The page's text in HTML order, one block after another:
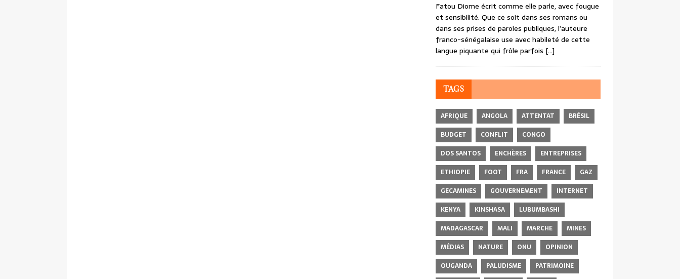
Fatou Diome écrit comme elle parle, avec fougue
et sensibilité. Que ce soit dans ses romans ou
dans ses prises de paroles publiques, l’auteure
franco-sénégalaise use avec habileté de cette
langue piquante qui frôle parfois […]
TAGS
AFRIQUE ANGOLA ATTENTAT
BRÉSIL
BUDGET
CONFLIT
CONGO
DOS SANTOS
ENCHÈRES
ENTREPRISES
ETHIOPIE
FOOT FRA FRANCE
GAZ
GECAMINES
GOUVERNEMENT
INTERNET
KENYA
KINSHASA
LUBUMBASHI
MADAGASCAR
MALI MARCHE
MINES
MÉDIAS
NATURE ONU
OPINION
OUGANDA
PALUDISME PATRIMOINE